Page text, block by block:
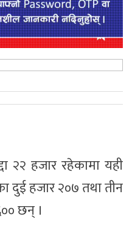
२२ हजार रहेकामा यही
दुई हजार २०७ तथा तीन
छन् ।